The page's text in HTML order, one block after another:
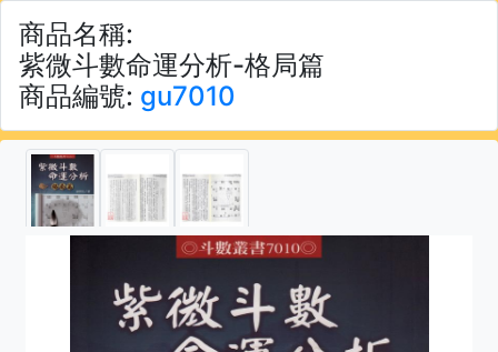
商品名稱:
紫微斗數命運分析-格局篇
商品編號: gu7010